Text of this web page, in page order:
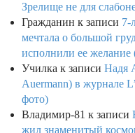
Зрелище не для
Гражданин к записи 7-
мечтала о большой
исполнили ее желание
Училка к записи Надя
Auermann) в журнале
фото)
Владимир-81 к записи
жил знаменитый